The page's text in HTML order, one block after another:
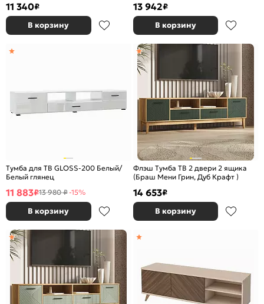
11 340₽
В корзину
13 942₽
В корзину
Тумба для ТВ GLOSS-200 Белый/
Белый глянец
11 883₽13 980 ₽-15%
В корзину
Флэш Тумба ТВ 2 двери 2 ящика
(Браш Мени Грин, Дуб Крафт )
14 653₽
В корзину